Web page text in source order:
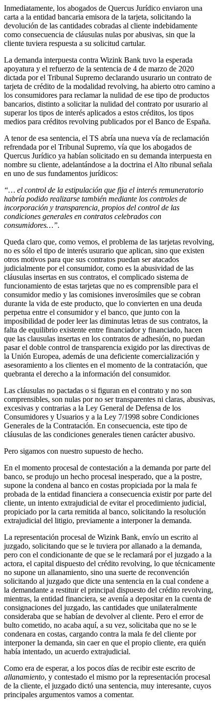
Inmediatamente, los abogados de Quercus Jurídico enviaron una
carta a la entidad bancaria emisora de la tarjeta, solicitando la
devolución de las cantidades cobradas al cliente indebidamente
como consecuencia de cláusulas nulas por abusivas, sin que la
cliente tuviera respuesta a su solicitud cartular.
La demanda interpuesta contra Wizink Bank tuvo la esperada
apoyatura y el refuerzo de la sentencia de 4 de marzo de 2020
dictada por el Tribunal Supremo declarando usurario un contrato de
tarjeta de crédito de la modalidad revolving, ha abierto otro camino a
los consumidores para reclamar la nulidad de ese tipo de productos
bancarios, distinto a solicitar la nulidad del contrato por usurario al
superar los tipos de interés aplicados a estos créditos, los tipos
medios para créditos revolving publicados por el Banco de España.
A tenor de esa sentencia, el TS abría una nueva vía de reclamación
refrendada por el Tribunal Supremo, vía que los abogados de
Quercus Jurídico ya habían solicitado en su demanda interpuesta en
nombre su cliente, adelantándose a la doctrina el Alto ribunal señala
en uno de sus fundamentos jurídicos:
“… el control de la estipulación que fija el interés remuneratorio
habría podido realizarse también mediante los controles de
incorporación y transparencia, propios del control de las
condiciones generales en contratos celebrados con
consumidores…”.
Queda claro que, como vemos, el problema de las tarjetas revolving,
no es sólo el tipo de interés usurario que aplican, sino que existen
otros motivos para que sus contratos puedan ser atacados
judicialmente por el consumidor, como es la abusividad de las
cláusulas insertas en sus contratos, el complicado sistema de
funcionamiento de estas tarjetas que no es comprensible para el
consumidor medio y las comisiones inverosímiles que se cobran
durante la vida de este producto, que lo convierten en una deuda
perpetua entre el consumidor y el banco, que junto con la
imposibilidad de poder leer las diminutas letras de sus contratos, la
falta de equilibrio existente entre financiador y financiado, hacen
que las clausulas insertas en los contratos de adhesión, no puedan
pasar el doble control de transparencia exigido por las directivas de
la Unión Europea, además de una deficiente comercialización y
asesoramiento a los clientes en el momento de la contratación, que
quebranta el derecho a la información del consumidor.
Las cláusulas no pactadas o si figuran en el contrato y no son
comprensibles, son nulas por no ser transparentes ni claras, abusivas,
excesivas y contrarias a la Ley General de Defensa de los
Consumidores y Usuarios y a la Ley 7/1998 sobre Condiciones
Generales de la Contratación. En consecuencia, este tipo de
cláusulas de las condiciones generales tienen carácter abusivo.
Pero sigamos con nuestro supuesto de hecho.
En el momento procesal de contestación a la demanda por parte del
banco, se produjo un hecho procesal inesperado, que a la postre,
supone la condena al banco en costas propiciada por la mala fe
probada de la entidad financiera a consecuencia existir por parte del
cliente, un intento extrajudicial de evitar el procedimiento judicial,
propiciado por la carta remitida al banco, solicitando la resolución
extrajudicial del litigio, previamente a interponer la demanda.
La representación procesal de Wizink Bank, envío un escrito al
juzgado, solicitando que se le tuviera por allanado a la demanda,
pero con el condicionante de que se le reclamará por el juzgado a la
actora, el capital dispuesto del crédito revolving, lo que técnicamente
no supone un allanamiento, sino una suerte de reconvención
solicitando al juzgado que dicte una sentencia en la cual condene a
la demandante a restituir el principal dispuesto del crédito revolving,
mientras, la entidad financiera, se avenía a depositar en la cuenta de
consignaciones del juzgado, las cantidades que unilateralmente
consideraba que se habían de devolver al cliente. Pero el error de
bulto cometido, no acaba aquí, a su vez, solicitaba que no se le
condenara en costas, cargando contra la mala fe del cliente por
interponer la demanda, sin caer en que el propio cliente, era quién
había intentado, un acuerdo extrajudicial.
Como era de esperar, a los pocos días de recibir este escrito de
allanamiento, y contestado el mismo por la representación procesal
de la cliente, el juzgado dictó una sentencia, muy interesante, cuyos
principales argumentos vamos a comentar.